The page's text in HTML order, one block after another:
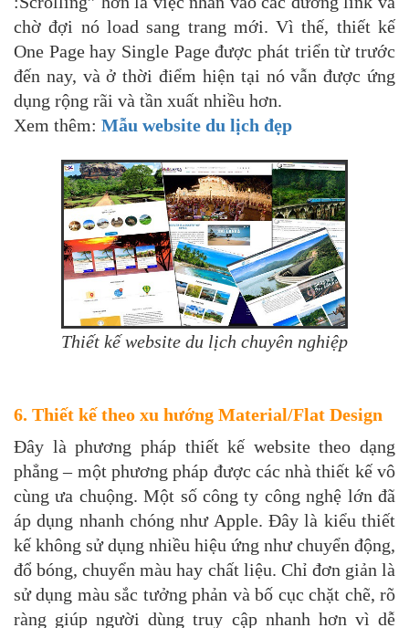
chờ đợi nó load sang trang mới. Vì thế, thiết kế
One Page hay Single Page được phát triển từ trước
đến nay, và ở thời điểm hiện tại nó vẫn được ứng
dụng rộng rãi và tần xuất nhiều hơn.
Xem thêm: Mẫu website du lịch đẹp
Thiết kế website du lịch chuyên nghiệp
6. Thiết kế theo xu hướng Material/Flat Design
Đây là phương pháp thiết kế website theo dạng
phẳng – một phương pháp được các nhà thiết kế vô
cùng ưa chuộng. Một số công ty công nghệ lớn đã
áp dụng nhanh chóng như Apple. Đây là kiểu thiết
kế không sử dụng nhiều hiệu ứng như chuyển động,
đổ bóng, chuyển màu hay chất liệu. Chỉ đơn giản là
sử dụng màu sắc tưởng phản và bố cục chặt chẽ, rõ
ràng giúp người dùng truy cập nhanh hơn vì dễ